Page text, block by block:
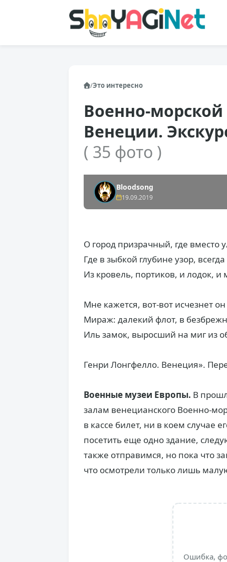
/Это интересно
Военно-
Венеции.
( 35 фото )
Bloodsong
19.09.2019
О город призрачный, где вместо
Где в зыбкой глубине узор,
Из кровель, портиков, и лодок, и
Мне кажется, вот-вот исчезнет
Мираж: далекий флот, в
Иль замок, выросший на миг из
Генри Лонгфелло. Венеция».
Военные музеи Европы. В
залам венецианского Военно-
в кассе билет, ни в коем случае
посетить еще одно здание,
также отправимся, но пока что
что осмотрели только лишь
Ошибка,